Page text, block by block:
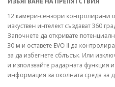
12 камери-сензори контролирани
изкуствен интелект създават 360
Започнете да откривате
30 м и оставете EVO II да
за да избегнете сблъсък. Или
и използвайте радарната функция
информация за околната среда за